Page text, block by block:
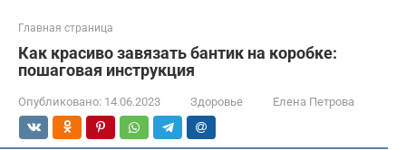
Главная страница
Как красиво завязать бантик на коробке:
пошаговая инструкция
Опубликовано: 14.06.2023 Здоровье Елена Петрова